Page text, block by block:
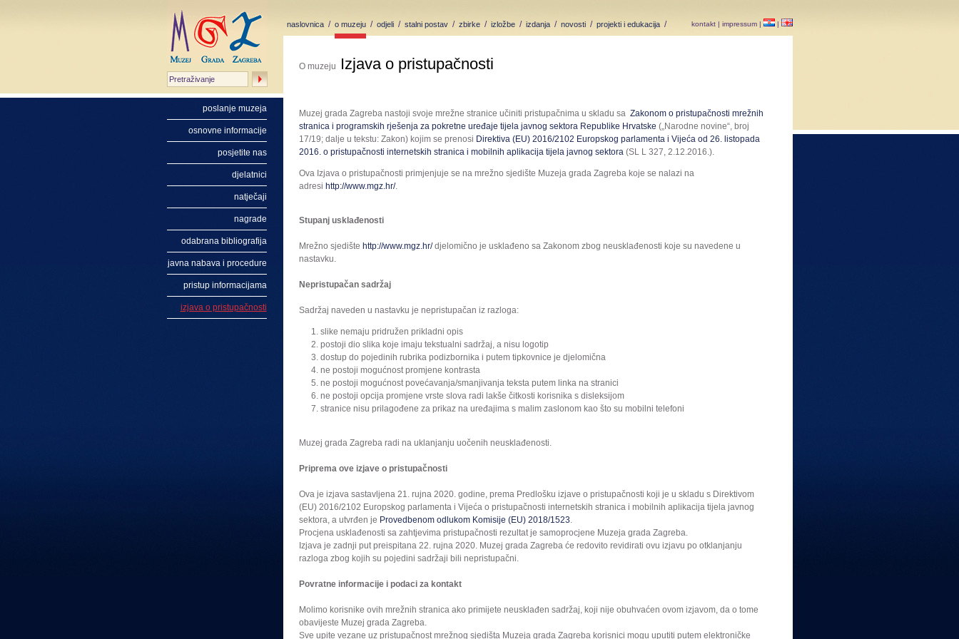
poslanje muzeja
osnovne informacije
posjetite nas
djelatnici
natječaji
nagrade
odabrana bibliografija
javna nabava i procedure
pristup informacijama
izjava o pristupačnosti
naslovnica / o muzeju / odjeli / stalni postav / zbirke / izložbe / izdanja / novosti / projekti i edukacija / kontakt| impressum| |
O muzeju Izjava o pristupačnosti
Muzej grada Zagreba nastoji svoje mrežne stranice učiniti pristupačnima u skladu sa Zakonom o pristupačnosti mrežnih
stranica i programskih rješenja za pokretne uređaje tijela javnog sektora Republike Hrvatske („Narodne novine“, broj
17/19; dalje u tekstu: Zakon) kojim se prenosi Direktiva (EU) 2016/2102 Europskog parlamenta i Vijeća od 26. listopada
2016. o pristupačnosti internetskih stranica i mobilnih aplikacija tijela javnog sektora(SL L 327, 2.12.2016.).
Ova Izjava o pristupačnosti primjenjuje se na mrežno sjedište Muzeja grada Zagreba koje se nalazi na
adresi http://www.mgz.hr/.
Stupanj usklađenosti
Mrežno sjedište http://www.mgz.hr/djelomično je usklađeno sa Zakonom zbog neusklađenosti koje su navedene u
nastavku.
Nepristupačan sadržaj
Sadržaj naveden u nastavku je nepristupačan iz razloga:
slike nemaju pridružen prikladni opis
postoji dio slika koje imaju tekstualni sadržaj, a nisu logotip
dostup do pojedinih rubrika podizbornika i putem tipkovnice je djelomična
ne postoji mogućnost promjene kontrasta
ne postoji mogućnost povećavanja/smanjivanja teksta putem linka na stranici
ne postoji opcija promjene vrste slova radi lakše čitkosti korisnika s disleksijom
stranice nisu prilagođene za prikaz na uređajima s malim zaslonom kao što su mobilni telefoni
Muzej grada Zagreba radi na uklanjanju uočenih neusklađenosti.
Priprema ove izjave o pristupačnosti
Ova je izjava sastavljena 21. rujna 2020. godine, prema Predlošku izjave o pristupačnosti koji je u skladu s Direktivom
(EU) 2016/2102 Europskog parlamenta i Vijeća o pristupačnosti internetskih stranica i mobilnih aplikacija tijela javnog
sektora, a utvrđen je Provedbenom odlukom Komisije (EU) 2018/1523.
Procjena usklađenosti sa zahtjevima pristupačnosti rezultat je samoprocjene Muzeja grada Zagreba.
Izjava je zadnji put preispitana 22. rujna 2020. Muzej grada Zagreba će redovito revidirati ovu izjavu po otklanjanju
razloga zbog kojih su pojedini sadržaji bili nepristupačni.
Povratne informacije i podaci za kontakt
Molimo korisnike ovih mrežnih stranica ako primijete neusklađen sadržaj, koji nije obuhvaćen ovom izjavom, da o tome
obavijeste Muzej grada Zagreba.
Sve upite vezane uz pristupačnost mrežnog sjedišta Muzeja grada Zagreba korisnici mogu uputiti putem elektroničke